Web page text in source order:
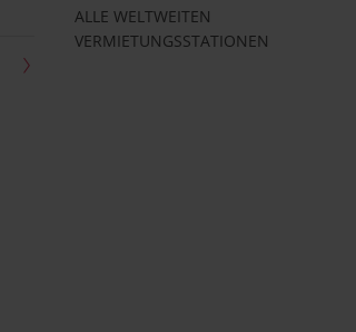
ALLE WELTWEITEN
VERMIETUNGSSTATIONEN